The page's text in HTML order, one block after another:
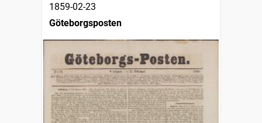
1859-02-23
Göteborgsposten